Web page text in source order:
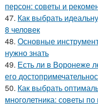
персон: советы и
47. Как выбрать
8 человек
48. Основные
нужно знать
49. Есть ли в Воронеже
его
50. Как выбрать
многолетника: советы по